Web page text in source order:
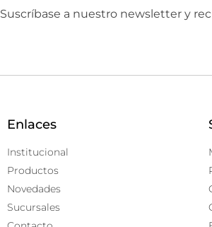
Suscríbase a nuestro newsletter y
Enlaces
Institucional
Productos
Novedades
Sucursales